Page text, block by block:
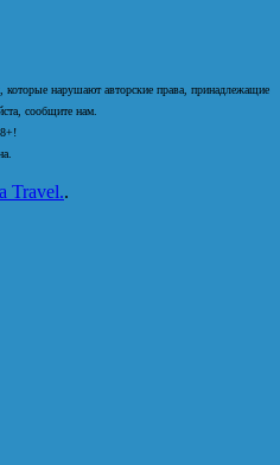
нарушают авторские права, принадлежащие
сообщите нам.
Travel..